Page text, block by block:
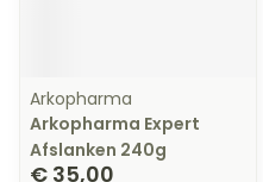
Arkopharma
Arkopharma Expert
Afslanken 240g
€ 35,00